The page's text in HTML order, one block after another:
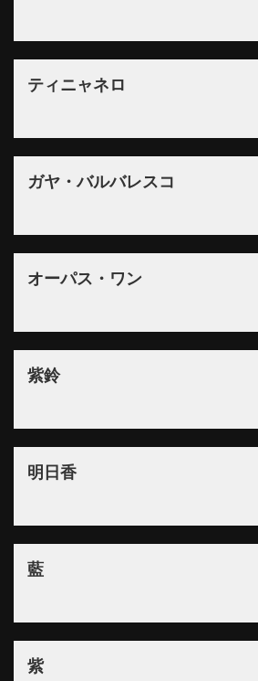
ティニャネロ
ガヤ・バルバレスコ
オーパス・ワン
紫鈴
明日香
藍
紫